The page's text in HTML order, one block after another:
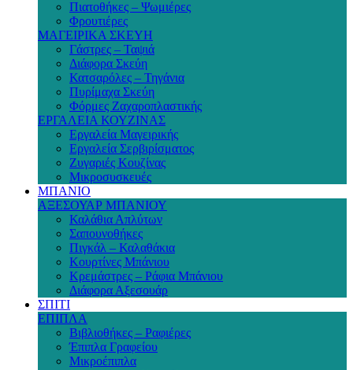
Πιατοθήκες – Ψωμιέρες
Φρουτιέρες
ΜΑΓΕΙΡΙΚΑ ΣΚΕΥΗ
Γάστρες – Ταψιά
Διάφορα Σκεύη
Κατσαρόλες – Τηγάνια
Πυρίμαχα Σκεύη
Φόρμες Ζαχαροπλαστικής
ΕΡΓΑΛΕΙΑ ΚΟΥΖΙΝΑΣ
Εργαλεία Μαγειρικής
Εργαλεία Σερβιρίσματος
Ζυγαριές Κουζίνας
Μικροσυσκευές
ΜΠΑΝΙΟ
ΑΞΕΣΟΥΑΡ ΜΠΑΝΙΟΥ
Καλάθια Απλύτων
Σαπουνοθήκες
Πιγκάλ – Καλαθάκια
Κουρτίνες Μπάνιου
Κρεμάστρες – Ράφια Μπάνιου
Διάφορα Αξεσουάρ
ΣΠΙΤΙ
ΕΠΙΠΛΑ
Βιβλιοθήκες – Ραφιέρες
Έπιπλα Γραφείου
Μικροέπιπλα